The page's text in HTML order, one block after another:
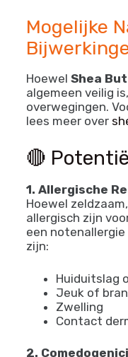
Mogelijke
Hoewel Shea
algemeen veilig
overwegingen.
lees meer over
🔴
1. Allergische
Hoewel
allergisch zijn
een
zijn:
Huiduitslag
Jeuk of
Zwelling
Contact
2.